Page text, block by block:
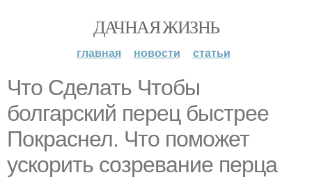
ДАЧНАЯ ЖИЗНЬ
главная новости статьи
Что Сделать Чтобы
болгарский перец быстрее
Покраснел. Что поможет
ускорить созревание перца